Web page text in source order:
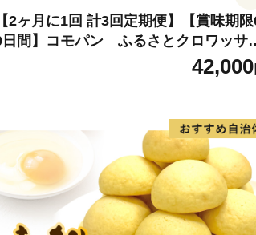
【2ヶ月に1回 計3回定期便】【賞味期
日間】コモパン ふるさとクロワッサ
セット（計90個）／災害用備蓄 保存食
42,000